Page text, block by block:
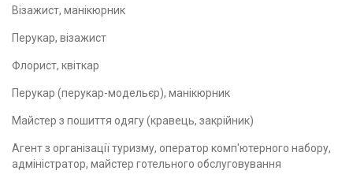
Візажист, манікюрник
Перукар, візажист
Флорист, квіткар
Перукар (перукар-модельєр), манікюрник
Майстер з пошиття одягу (кравець, закрійник)
Агент з організації туризму, оператор комп'ютерного набору,
адміністратор, майстер готельного обслуговування